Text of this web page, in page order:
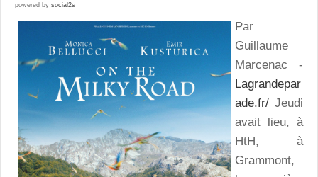
powered by social2s
Par
Guillaume
Marcenac -
Lagrandepar
ade.fr/ Jeudi
avait lieu, à
HtH, à
Grammont,